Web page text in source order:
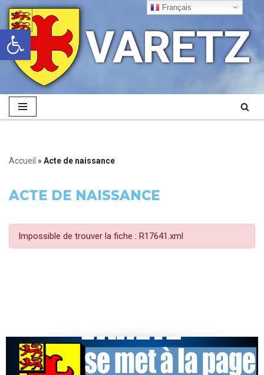
Ouvrir la barre d’outils
Aller
au
contenu
VARETZ
Accueil » Acte de naissance
ACTE DE NAISSANCE
Impossible de trouver la fiche : R17641.xml
Français